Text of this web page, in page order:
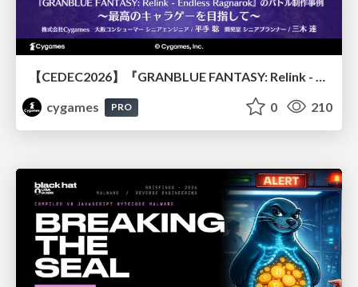
cygames
PRO 0 210